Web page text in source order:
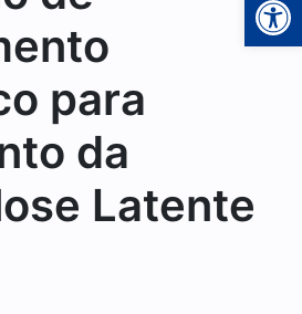
para
da
Latente